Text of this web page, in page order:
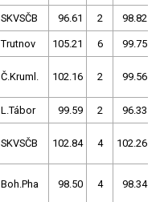
SKVSČB 96.61 2 98.82
Trutnov 105.21 6 99.75
Č.Kruml. 102.16 2 99.56
L.Tábor 99.59 2 96.33
SKVSČB 102.84 4 102.26
Boh.Pha 98.50 4 98.34